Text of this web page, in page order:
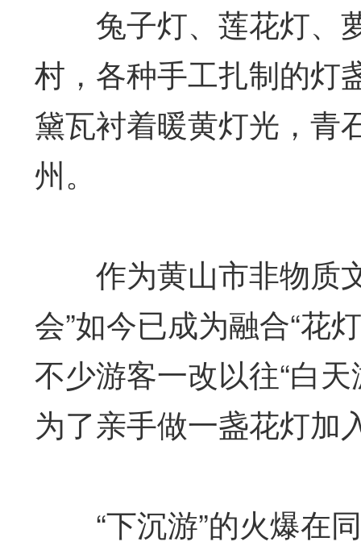
兔子灯、莲花灯、
村，各种手工扎制的灯
黛瓦衬着暖黄灯光，青
州。
作为黄山市非物质文
会”如今已成为融合“花
不少游客一改以往“白
为了亲手做一盏花灯加
“下沉游”的火爆在同